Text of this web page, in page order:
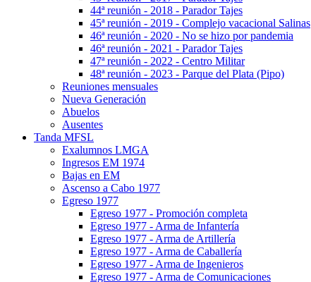
44ª reunión - 2018 - Parador Tajes
45ª reunión - 2019 - Complejo vacacional Salinas
46ª reunión - 2020 - No se hizo por pandemia
46ª reunión - 2021 - Parador Tajes
47ª reunión - 2022 - Centro Militar
48ª reunión - 2023 - Parque del Plata (Pipo)
Reuniones mensuales
Nueva Generación
Abuelos
Ausentes
Tanda MFSL
Exalumnos LMGA
Ingresos EM 1974
Bajas en EM
Ascenso a Cabo 1977
Egreso 1977
Egreso 1977 - Promoción completa
Egreso 1977 - Arma de Infantería
Egreso 1977 - Arma de Artillería
Egreso 1977 - Arma de Caballería
Egreso 1977 - Arma de Ingenieros
Egreso 1977 - Arma de Comunicaciones